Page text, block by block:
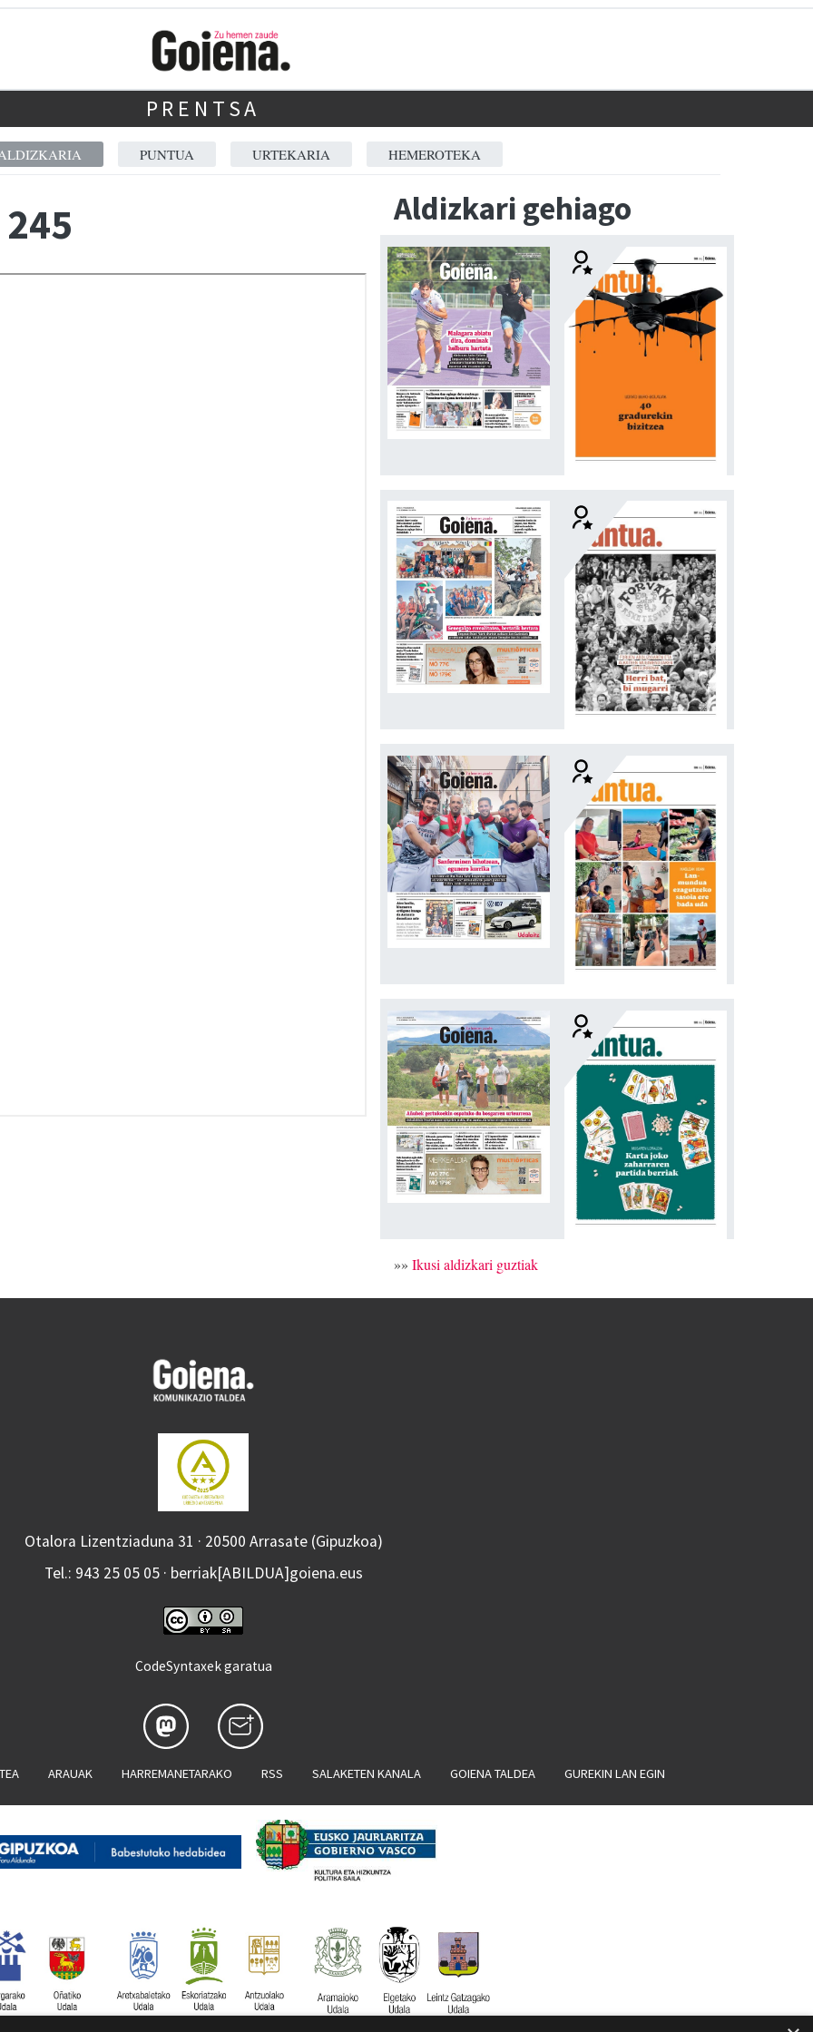
PRENTSA
PUNTUA URTEKARIA HEMEROTEKA
Aldizkari gehiago
»» Ikusi aldizkari guztiak
Otalora Lizentziaduna 31 · 20500 Arrasate (Gipuzkoa)
Tel.: 943 25 05 05 · berriak[ABILDUA]goiena.eus
CodeSyntaxek garatua
ARAUAK HARREMANETARAKO RSS SALAKETEN KANALA GOIENA TALDEA GUREKIN LAN EGIN